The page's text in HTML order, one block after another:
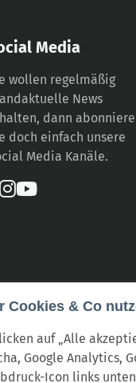
Cookies & Co
auf „Alle
Google Analytics,
Icon links
Media
wollen regelmäßig
News
dann
doch einfach unsere
Media Kanäle.